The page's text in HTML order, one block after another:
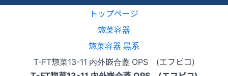
トップページ
惣菜容器
惣菜容器 黒系
T-FT惣菜13-11 内外嵌合蓋 OPS (エフピコ)